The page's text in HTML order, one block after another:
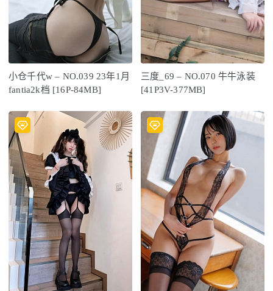
小仓千代w – NO.039 23年1月
fantia2k档 [16P-84MB]
三度_69 – NO.070 牛牛泳装
[41P3V-377MB]